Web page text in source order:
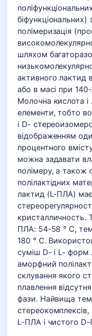
біфункціональних)
полімеризація
шляхом
активного лактид
або в масі при
Молочна кислота і
елементи, тобто
і D-
відображенням
процентного
можна задавати
полімеру, а також
полілактідних
лактид (L-ПЛА) має
кристалличность.
ПЛА: 54-58 ° C,
180 ° C.
суміш D- і L- форм
аморфний
склування якого
плавлення
фази. Найвища
L-ПЛА і чистого